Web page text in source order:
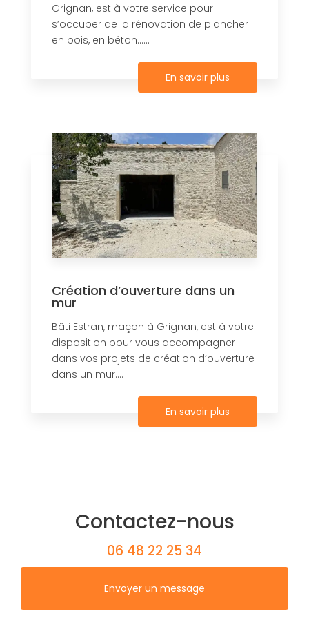
Grignan, est à votre service pour
s’occuper de la rénovation de plancher
en bois, en béton......
En savoir plus
Création d’ouverture dans un
mur
Bâti Estran, maçon à Grignan, est à votre
disposition pour vous accompagner
dans vos projets de création d’ouverture
dans un mur....
En savoir plus
Contactez-nous
06 48 22 25 34
Envoyer un message